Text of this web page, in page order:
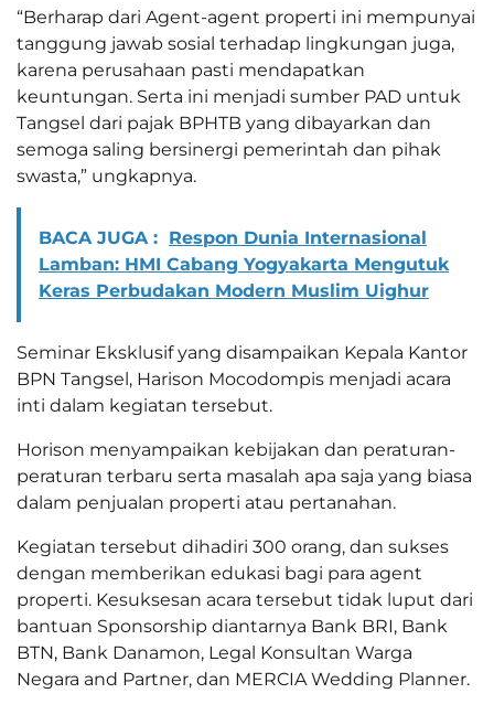
“Berharap dari Agent-agent properti ini mempunyai
tanggung jawab sosial terhadap lingkungan juga,
karena perusahaan pasti mendapatkan
keuntungan. Serta ini menjadi sumber PAD untuk
Tangsel dari pajak BPHTB yang dibayarkan dan
semoga saling bersinergi pemerintah dan pihak
swasta,” ungkapnya.
BACA JUGA : Respon Dunia Internasional
Lamban: HMI Cabang Yogyakarta Mengutuk
Keras Perbudakan Modern Muslim Uighur
Seminar Eksklusif yang disampaikan Kepala Kantor
BPN Tangsel, Harison Mocodompis menjadi acara
inti dalam kegiatan tersebut.
Horison menyampaikan kebijakan dan peraturan-
peraturan terbaru serta masalah apa saja yang biasa
dalam penjualan properti atau pertanahan.
Kegiatan tersebut dihadiri 300 orang, dan sukses
dengan memberikan edukasi bagi para agent
properti. Kesuksesan acara tersebut tidak luput dari
bantuan Sponsorship diantarnya Bank BRI, Bank
BTN, Bank Danamon, Legal Konsultan Warga
Negara and Partner, dan MERCIA Wedding Planner.